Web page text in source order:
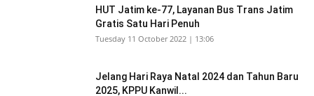
HUT Jatim ke-77, Layanan Bus Trans Jatim
Gratis Satu Hari Penuh
Tuesday 11 October 2022 | 13:06
Jelang Hari Raya Natal 2024 dan Tahun Baru
2025, KPPU Kanwil...